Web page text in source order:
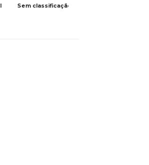
Sem classificação